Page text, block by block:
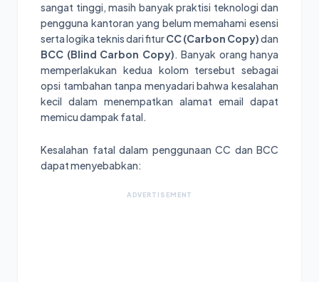
sangat tinggi, masih banyak praktisi teknologi dan
pengguna kantoran yang belum memahami esensi
serta logika teknis dari fiturCC (Carbon Copy)dan
BCC (Blind Carbon Copy). Banyak orang hanya
memperlakukan kedua kolom tersebut sebagai
opsi tambahan tanpa menyadari bahwa kesalahan
kecil dalam menempatkan alamat email dapat
memicu dampak fatal.
Kesalahan fatal dalam penggunaan CC dan BCC
dapat menyebabkan:
ADVERTISEMENT